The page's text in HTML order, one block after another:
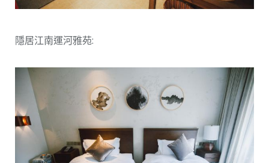
隱居江南運河雅苑: